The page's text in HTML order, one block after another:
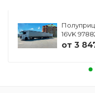
16VK
от 3